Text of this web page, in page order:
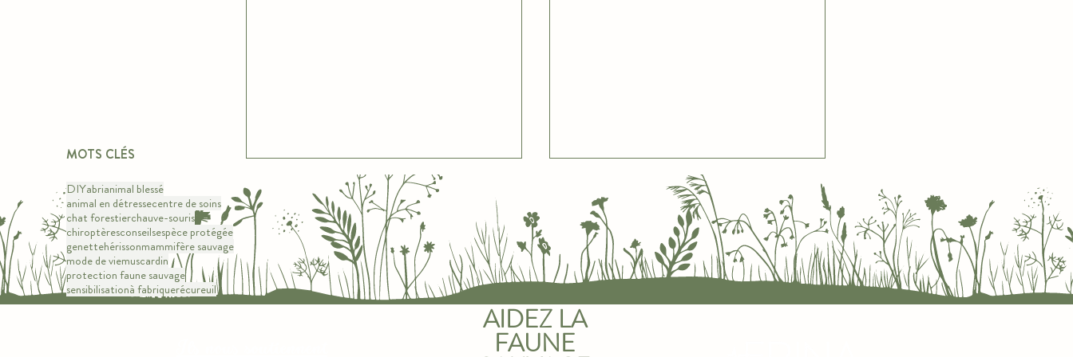
MOTS CLÉS
DIYabrianimal blessé
animal en détressecentre de soins
chat forestierchauve-souris
chiroptèresconseilsespèce protégée
genettehérissonmammifère sauvage
mode de viemuscardin
protection faune sauvage
sensibilisationà fabriquerécureuil FAON DE CHEVREUIL
JUVÉNILES
AIDEZ LA
FAUNE